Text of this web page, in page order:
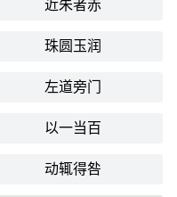
近朱者赤
珠圆玉润
左道旁门
以一当百
动辄得咎